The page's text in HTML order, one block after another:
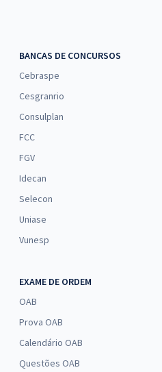
BANCAS DE CONCURSOS
Cebraspe
Cesgranrio
Consulplan
FCC
FGV
Idecan
Selecon
Uniase
Vunesp
EXAME DE ORDEM
OAB
Prova OAB
Calendário OAB
Questões OAB